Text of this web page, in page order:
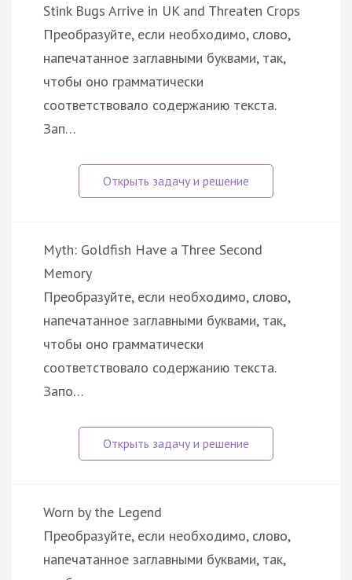
Stink Bugs Arrive in UK and Threaten Crops
Преобразуйте, если необходимо, слово,
напечатанное заглавными буквами, так,
чтобы оно грамматически
соответствовало содержанию текста.
Зап…
Myth: Goldfish Have a Three Second
Memory
Преобразуйте, если необходимо, слово,
напечатанное заглавными буквами, так,
чтобы оно грамматически
соответствовало содержанию текста.
Запо…
Worn by the Legend
Преобразуйте, если необходимо, слово,
напечатанное заглавными буквами, так,